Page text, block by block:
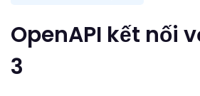
OpenAPI kết nối
3